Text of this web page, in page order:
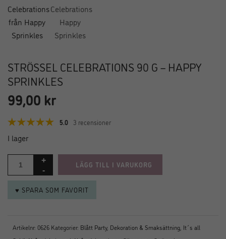
STRÖSSEL CELEBRATIONS 90 G – HAPPY
SPRINKLES
99,00 kr
5.0 3 recensioner
I lager
LÄGG TILL I VARUKORG
♥ SPARA SOM FAVORIT
Artikelnr: 0626 Kategorier: Blått Party, Dekoration & Smaksättning It´s all